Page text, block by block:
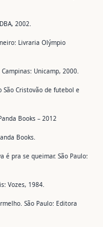
2002.
Livraria Olýmpio
Unicamp, 2000.
Cristovão de futebol e
Books – 2012
Books.
é pra se queimar. São Paulo:
Vozes, 1984.
São Paulo: Editora